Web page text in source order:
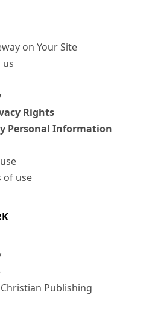
on Your Site
us
Rights
Personal Information
of use
Publishing